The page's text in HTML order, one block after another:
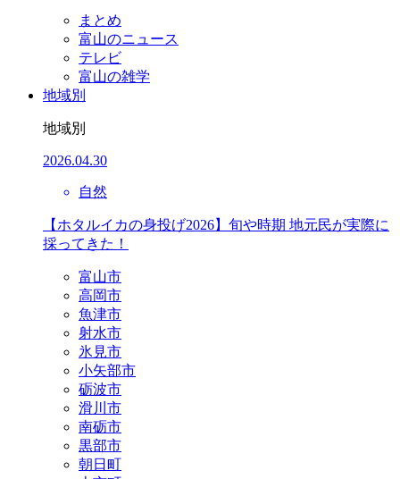
まとめ
富山のニュース
テレビ
富山の雑学
地域別
地域別
2026.04.30
自然
【ホタルイカの身投げ2026】旬や時期 地元民が実際に
採ってきた！
富山市
高岡市
魚津市
射水市
氷見市
小矢部市
砺波市
滑川市
南砺市
黒部市
朝日町